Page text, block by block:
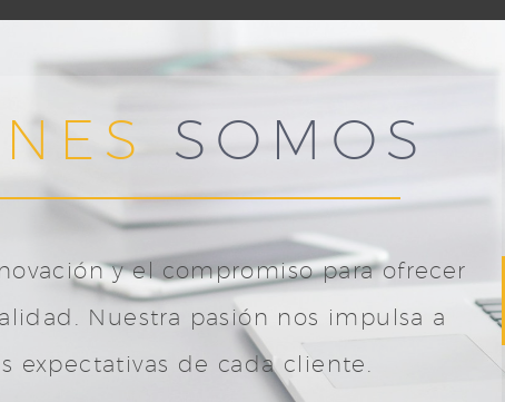
SOMOS
y el compromiso para ofrecer
Nuestra pasión nos impulsa a
expectativas de cada cliente.